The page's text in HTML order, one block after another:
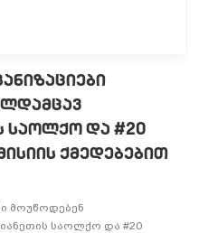
საოლქო და #20
ქმედებებით
მოუწოდებენ
საოლქო და #20